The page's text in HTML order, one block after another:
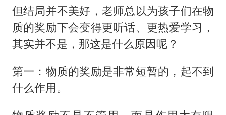
张帅不敌萨巴伦卡无缘多伦多站16强
男子结婚8年发现3个女儿均非亲生
平津战役纪念馆里“话”传承
深圳地面沉降致车辆损坏系谣言
奋进开新局 实干挑大梁
但结局并不美好，老师总以为孩子们在物
质的奖励下会变得更听话、更热爱学习，
其实并不是，那这是什么原因呢？
第一：物质的奖励是非常短暂的，起不到
什么作用。